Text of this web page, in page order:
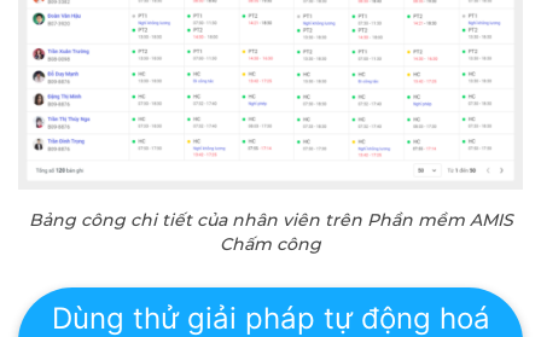
Bảng công chi tiết của nhân viên trên Phần mềm AMIS
Chấm công
Dùng thử giải pháp tự động hoá